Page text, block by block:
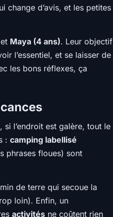
change d’avis, et les petites
et Maya (4 ans). Leur objectif
l’essentiel, et se laisser de
les bons réflexes, ça
l’endroit est galère, tout le
: camping labellisé
phrases floues) sont
de terre qui secoue la
loin). Enfin, un
activités ne coûtent rien